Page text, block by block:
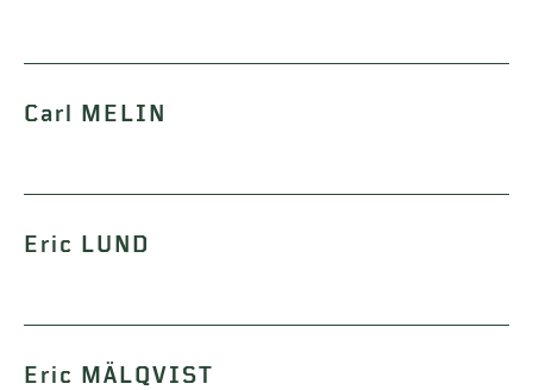
Carl MELIN
Eric LUND
Eric MÄLQVIST